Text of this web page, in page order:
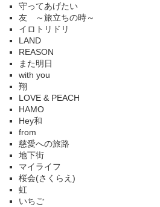
守ってあげたい
友 ～旅立ちの時～
イロトリドリ
LAND
REASON
また明日
with you
翔
LOVE & PEACH
HAMO
Hey和
from
慈愛への旅路
地下街
マイライフ
桜会(さくらえ)
虹
いちご